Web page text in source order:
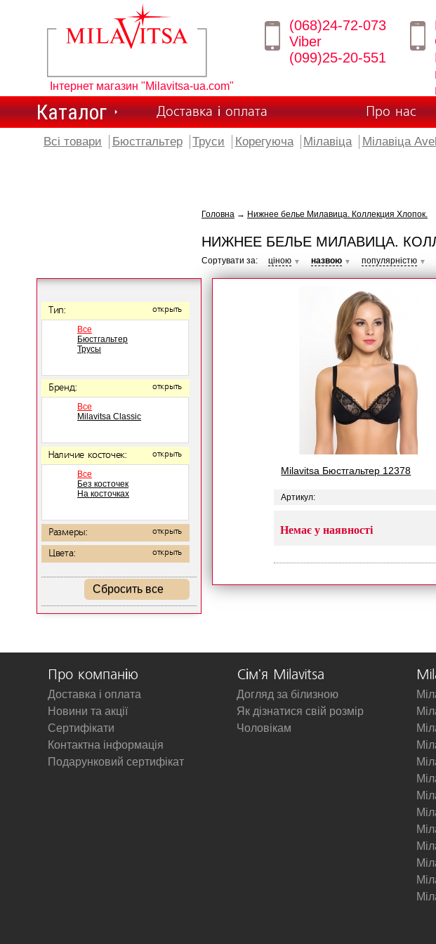
Інтернет магазин "Milavitsa-ua.com"
(068)24-72-073
Viber
(099)25-20-551
Каталог Доставка і оплата Про нас
Всі товари Бюстгальтер Труси Корегуюча Мілавіца Мілавіца
Тип: открыть
Все
Бюстгальтер
Трусы
Бренд: открыть
Все
Milavitsa Classic
Наличие косточек: открыть
Все
Без косточек
На косточках
Размеры: открыть
Цвета: открыть
Сбросить все
Головна → Нижнее белье Милавица. Коллекция Хлопок.
НИЖНЕЕ БЕЛЬЕ МИЛАВИЦА.
Сортувати за: ціною ▼ назвою ▼ популярністю ▼
Milavitsa Бюстгальтер 12378
Артикул:
Немає у наявності
Про компанію
Доставка і оплата
Новини та акції
Сертифікати
Контактна інформація
Подарунковий сертифікат
Сім'я Milavitsa
Догляд за білизною
Як дізнатися свій розмір
Чоловікам